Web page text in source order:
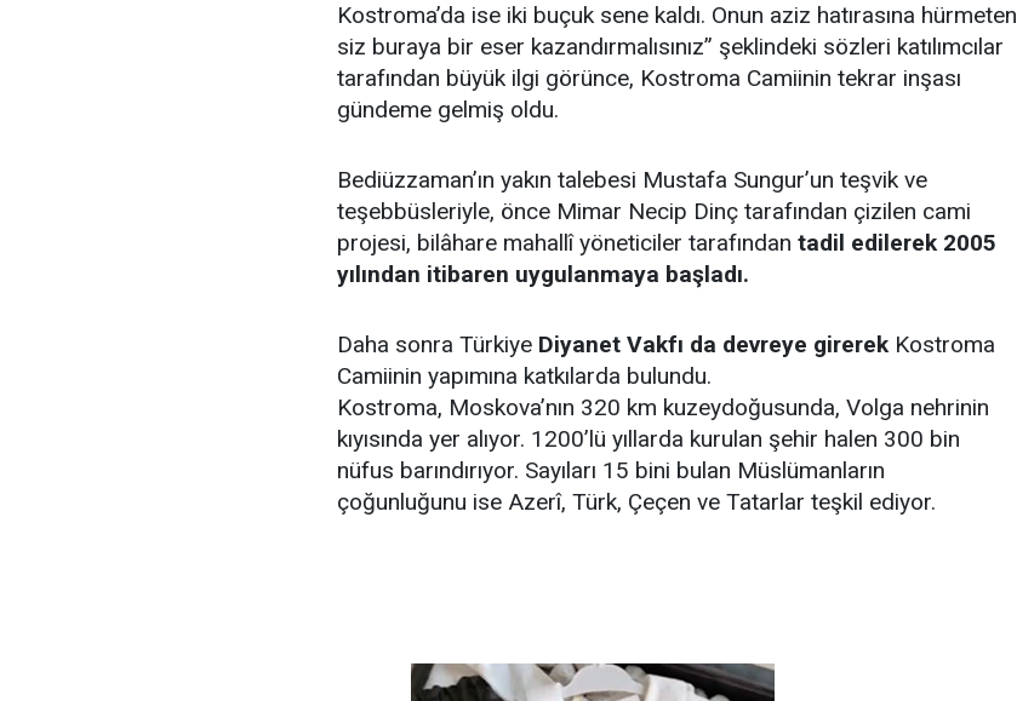
Kostroma’da ise iki buçuk sene kaldı. Onun aziz hatırasına hürmeten
siz buraya bir eser kazandırmalısınız” şeklindeki sözleri katılımcılar
tarafından büyük ilgi görünce, Kostroma Camiinin tekrar inşası
gündeme gelmiş oldu.
Bediüzzaman’ın yakın talebesi Mustafa Sungur’un teşvik ve
teşebbüsleriyle, önce Mimar Necip Dinç tarafından çizilen cami
projesi, bilâhare mahallî yöneticiler tarafından tadil edilerek 2005
yılından itibaren uygulanmaya başladı.
Daha sonra Türkiye Diyanet Vakfı da devreye girerekKostroma
Camiinin yapımına katkılarda bulundu.
Kostroma, Moskova’nın 320 km kuzeydoğusunda, Volga nehrinin
kıyısında yer alıyor. 1200’lü yıllarda kurulan şehir halen 300 bin
nüfus barındırıyor. Sayıları 15 bini bulan Müslümanların
çoğunluğunu ise Azerî, Türk, Çeçen ve Tatarlar teşkil ediyor.